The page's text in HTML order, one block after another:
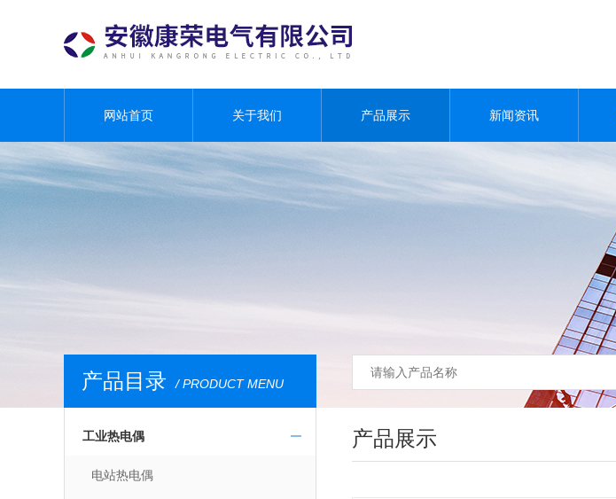
网站首页 关于我们 产品展示 新闻资讯
产品目录 / PRODUCT MENU
工业热电偶
电站热电偶
产品展示